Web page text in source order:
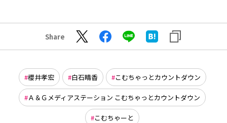
Share
櫻井孝宏 白石晴香 こむちゃっとカウントダウン
Ａ＆Ｇメディアステーション こむちゃっとカウントダウン
こむちゃーと